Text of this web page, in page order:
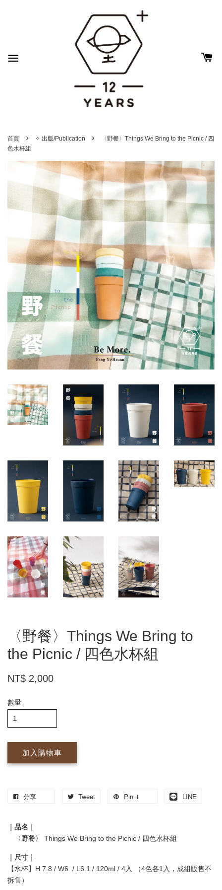
首頁 › ✧ 出版/Publication ›
〈野餐〉Things We Bring to the Picnic / 四
色水杯組
〈野餐〉Things We Bring to
the Picnic / 四色水杯組
NT$ 2,000
數量
加入購物車
分享 Tweet Pin it LINE
｜品名｜
〈野餐〉
Things We Bring to the Picnic / 四色水杯組
｜尺寸｜
【水杯】H 7.8 / W6 / L6.1 / 120ml / 4入 （4色各1入，成組販售不
拆售）